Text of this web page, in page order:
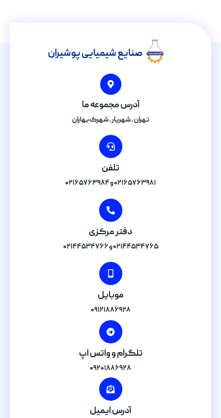
صنایع شیمیایی پوشیران
آدرس مجموعه ما
تهران , شهریار . شهرک بهاران
تلفن
۰۲۱۶۵۷۶۳۹۸۱ و ۰۲۱۶۵۷۶۳۹۸۴
دفتر مرکزی
۰۲۱۴۴۵۳۴۷۶۵ و ۰۲۱۴۴۵۳۴۷۶۶
موبایل
۰۹۱۲۱۸۸۶۹۲۸
تلگرام و واتس اپ
۰۹۲۰۱۸۸۶۹۲۸
آدرس ایمیل